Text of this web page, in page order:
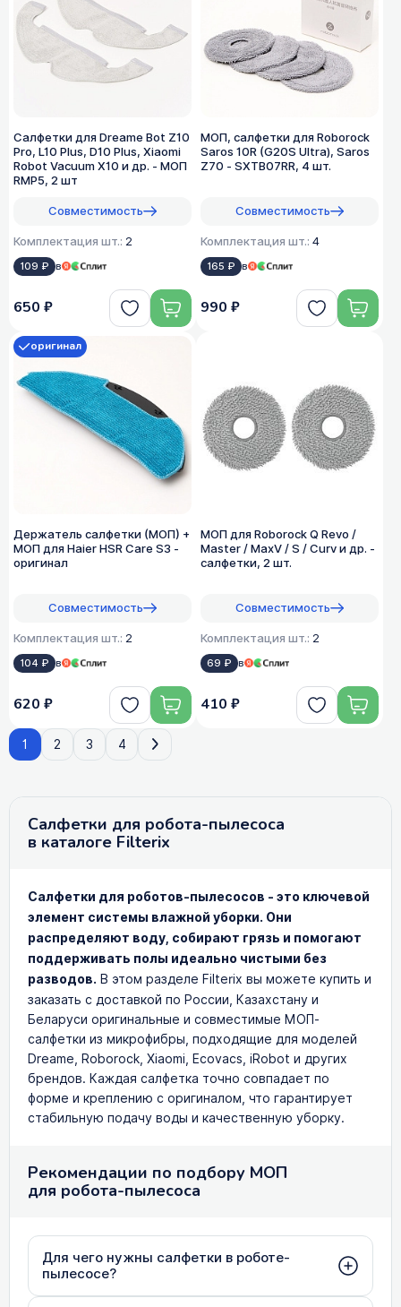
Салфетки для Dreame Bot Z10
Pro, L10 Plus, D10 Plus, Xiaomi
Robot Vacuum X10 и др. - МОП
RMP5, 2 шт
Совместимость
Комплектация шт.: 2
109 ₽ в
650 ₽
МОП, салфетки для Roborock
Saros 10R (G20S Ultra), Saros
Z70 - SXTB07RR, 4 шт.
Совместимость
Комплектация шт.: 4
165 ₽ в
990 ₽
Держатель салфетки (МОП) +
МОП для Haier HSR Care S3 -
оригинал
Совместимость
Комплектация шт.: 2
104 ₽ в
оригинал
620 ₽
МОП для Roborock Q Revo /
Master / MaxV / S / Curv и др. -
салфетки, 2 шт.
Совместимость
Комплектация шт.: 2
69 ₽ в
410 ₽
1 2 3 4
Салфетки для робота-пылесоса
в каталоге Filterix
Салфетки для роботов-пылесосов - это ключевой
элемент системы влажной уборки. Они
распределяют воду, собирают грязь и помогают
поддерживать полы идеально чистыми без
разводов. В этом разделе Filterix вы можете купить и
заказать с доставкой по России, Казахстану и
Беларуси оригинальные и совместимые МОП-
салфетки из микрофибры, подходящие для моделей
Dreame, Roborock, Xiaomi, Ecovacs, iRobot и других
брендов. Каждая салфетка точно совпадает по
форме и креплению с оригиналом, что гарантирует
стабильную подачу воды и качественную уборку.
Рекомендации по подбору МОП
для робота-пылесоса
Для чего нужны салфетки в роботе-
пылесосе?